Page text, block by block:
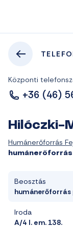
Központi
+36 (46)
Hilóczki-
Humánerőforrás
Beosztás
Iroda
A/4 I. em. 138.